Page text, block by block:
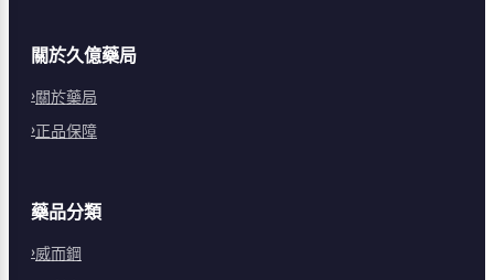
關於久億藥局
關於藥局
正品保障
藥品分類
威而鋼